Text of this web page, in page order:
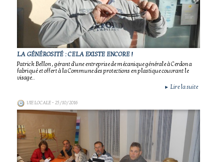
LA GÉNÉROSITÉ : CELA EXISTE ENCORE !
Patrick Bellon , gérant d'une entreprise de mécanique générale à Cerdon a
fabriqué et offert à la Commune des protections en plastique couvrant le
visage..
► Lire la suite
VIE LOCALE- 25/10/2016